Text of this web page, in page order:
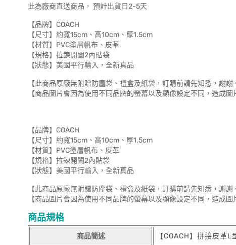
此為廠商直送商品， 預計出貨日2-5天
【品牌】COACH
【尺寸】約寬15cm、高10cm、厚1.5cm
【材質】PVC塗層帆布、皮革
【規格】拉鍊開闔2內貼袋
【狀態】美國平行輸入，全新真品
【此商品原廠無附贈防塵袋、禮盒及紙袋，訂購前請先知悉，謝謝
【商品圖片會因為使用不同品牌的螢幕以及顯像設定不同，造成
【品牌】COACH
【尺寸】約寬15cm、高10cm、厚1.5cm
【材質】PVC塗層帆布、皮革
【規格】拉鍊開闔2內貼袋
【狀態】美國平行輸入，全新真品
【此商品原廠無附贈防塵袋、禮盒及紙袋，訂購前請先知悉，謝謝
【商品圖片會因為使用不同品牌的螢幕以及顯像設定不同，造成
商品規格
商品簡述 【COACH】拼接皮革